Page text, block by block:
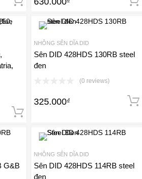
NHÔNG SÊN DĨA DID
Sên DID 428HDS 130RB steel
đen
(0 reviews)
325.000₫
G&B
NHÔNG SÊN DĨA DID
Sên DID 428HDS 114RB steel
đen